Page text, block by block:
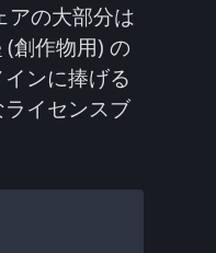
アの大部分は
(創作物用) の
ンに捧げる
イセンスブ